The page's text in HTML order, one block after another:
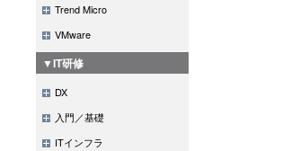
Trend Micro
VMware
▼IT研修
DX
入門／基礎
ITインフラ